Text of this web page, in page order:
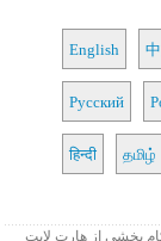
English
Русский
हिन्दी தமிழ்
کام بخشی از هارت لایت